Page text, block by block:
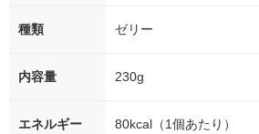
種類 ゼリー
内容量 230g
エネルギー 80kcal（1個あたり）